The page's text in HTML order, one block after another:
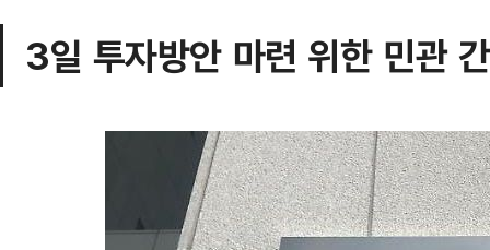
3일 투자방안 마련 위한 민관